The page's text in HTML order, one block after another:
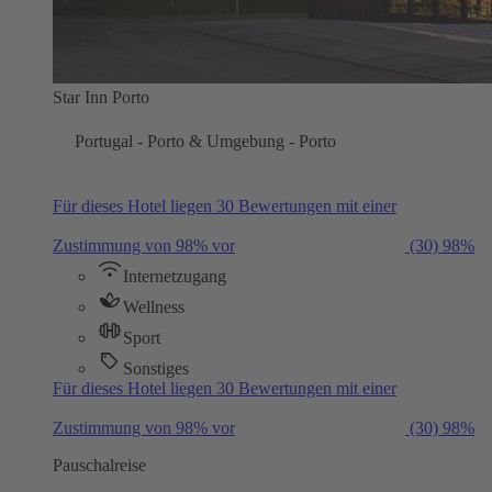
Star Inn Porto
Portugal - Porto & Umgebung - Porto
Für dieses Hotel liegen 30 Bewertungen mit einer
Zustimmung von 98% vor (30) 98%
Internetzugang
Wellness
Sport
Sonstiges
Für dieses Hotel liegen 30 Bewertungen mit einer
Zustimmung von 98% vor (30) 98%
Pauschalreise